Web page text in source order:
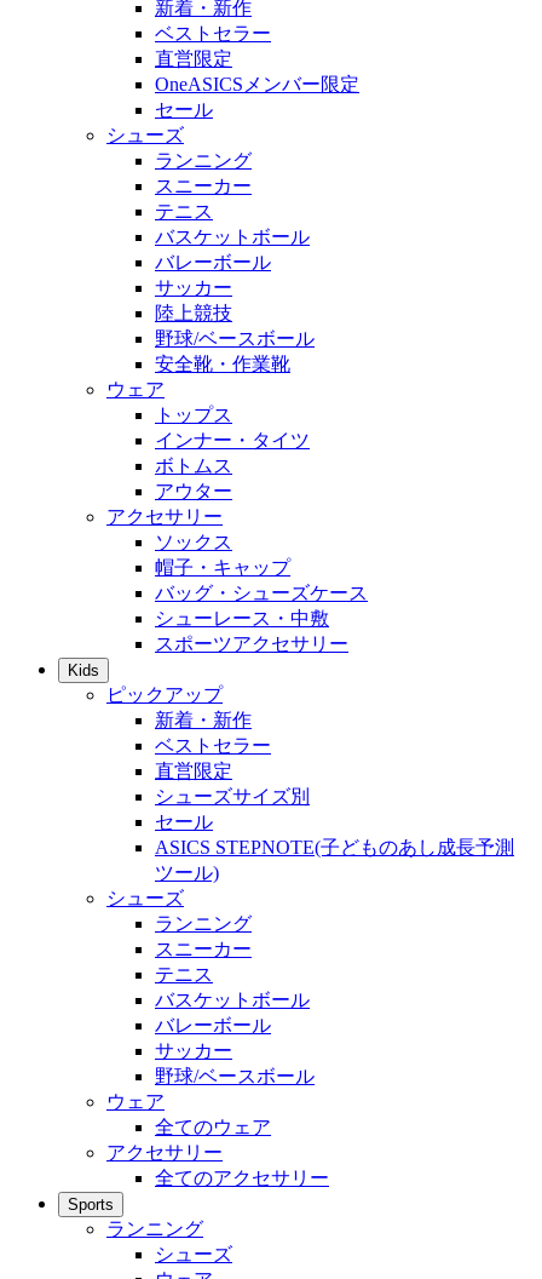
新着・新作
ベストセラー
直営限定
OneASICSメンバー限定
セール
シューズ
ランニング
スニーカー
テニス
バスケットボール
バレーボール
サッカー
陸上競技
野球/ベースボール
安全靴・作業靴
ウェア
トップス
インナー・タイツ
ボトムス
アウター
アクセサリー
ソックス
帽子・キャップ
バッグ・シューズケース
シューレース・中敷
スポーツアクセサリー
Kids
ピックアップ
新着・新作
ベストセラー
直営限定
シューズサイズ別
セール
ASICS STEPNOTE(子どものあし成長予測
ツール)
シューズ
ランニング
スニーカー
テニス
バスケットボール
バレーボール
サッカー
野球/ベースボール
ウェア
全てのウェア
アクセサリー
全てのアクセサリー
Sports
ランニング
シューズ